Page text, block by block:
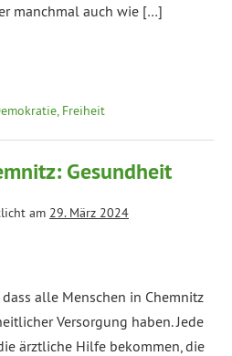
manchmal auch wie […]
Freiheit
Gesundheit
am 29. März 2024
alle Menschen in Chemnitz
Versorgung haben. Jede
ärztliche Hilfe bekommen, die